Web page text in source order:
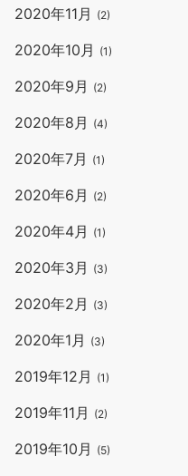
2020年11月 (2)
2020年10月 (1)
2020年9月 (2)
2020年8月 (4)
2020年7月 (1)
2020年6月 (2)
2020年4月 (1)
2020年3月 (3)
2020年2月 (3)
2020年1月 (3)
2019年12月 (1)
2019年11月 (2)
2019年10月 (5)